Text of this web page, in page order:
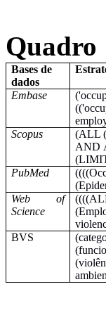
Quadro
Bases de
dados
Embase
Scopus
(ALL
AND
PubMed
Web of
Science
BVS